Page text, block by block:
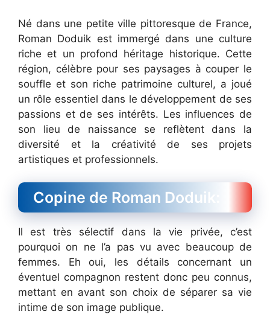
Né dans une petite ville pittoresque de France,
Roman Doduik est immergé dans une culture
riche et un profond héritage historique. Cette
région, célèbre pour ses paysages à couper le
souffle et son riche patrimoine culturel, a joué
un rôle essentiel dans le développement de ses
passions et de ses intérêts. Les influences de
son lieu de naissance se reflètent dans la
diversité et la créativité de ses projets
artistiques et professionnels.
Copine de Roman Doduik:
Il est très sélectif dans la vie privée, c’est
pourquoi on ne l’a pas vu avec beaucoup de
femmes. Eh oui, les détails concernant un
éventuel compagnon restent donc peu connus,
mettant en avant son choix de séparer sa vie
intime de son image publique.